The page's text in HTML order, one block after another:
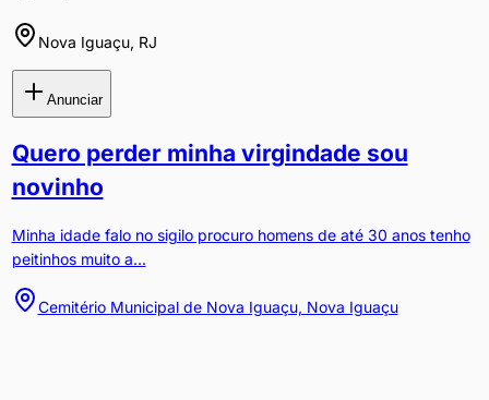
Nova Iguaçu, RJ
Anunciar
Quero perder minha virgindade sou
novinho
Minha idade falo no sigilo procuro homens de até 30 anos tenho
peitinhos muito a...
Cemitério Municipal de Nova Iguaçu, Nova Iguaçu